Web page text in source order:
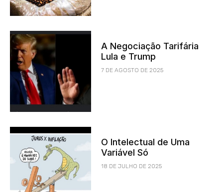
A Negociação Tarifária
Lula e Trump
7 DE AGOSTO DE 2025
O Intelectual de Uma
Variável Só
18 DE JULHO DE 2025